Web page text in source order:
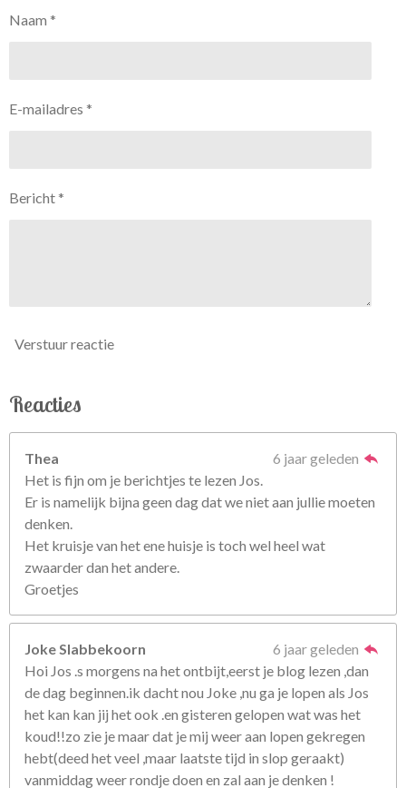
Naam *
E-mailadres *
Bericht *
Verstuur reactie
Reacties
Thea
6 jaar geleden
Het is fijn om je berichtjes te lezen Jos.
Er is namelijk bijna geen dag dat we niet aan jullie moeten
denken.
Het kruisje van het ene huisje is toch wel heel wat
zwaarder dan het andere.
Groetjes
Joke Slabbekoorn
6 jaar geleden
Hoi Jos .s morgens na het ontbijt,eerst je blog lezen ,dan
de dag beginnen.ik dacht nou Joke ,nu ga je lopen als Jos
het kan kan jij het ook .en gisteren gelopen wat was het
koud!!zo zie je maar dat je mij weer aan lopen gekregen
hebt(deed het veel ,maar laatste tijd in slop geraakt)
vanmiddag weer rondje doen en zal aan je denken !